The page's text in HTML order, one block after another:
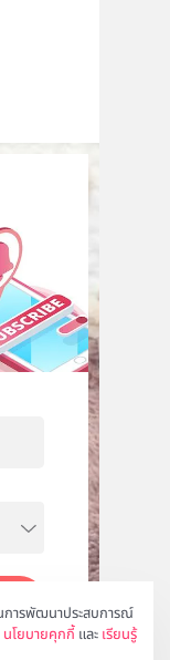
การพัฒนาประสบการณ์
นโยบายคุกกี้ และ เรียนรู้